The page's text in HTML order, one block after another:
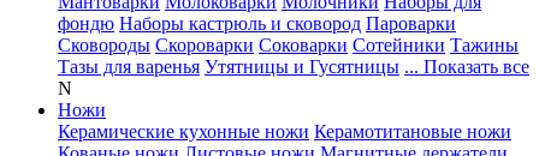
фондю Наборы кастрюль и сковород Пароварки
Сковороды Скороварки Соковарки Сотейники Тажины
Тазы для варенья Утятницы и Гусятницы ... Показать все
N
Ножи
Керамические кухонные ножи Керамотитановые ножи